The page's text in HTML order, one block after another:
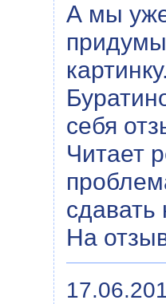
А мы
себя
Читает
сдавать
На